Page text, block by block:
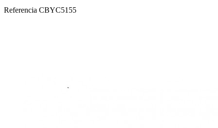
Referencia CBYC5155